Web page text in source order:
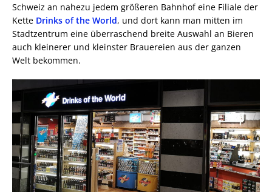
Schweiz an nahezu jedem größeren Bahnhof eine Filiale der
Kette Drinks of the World, und dort kann man mitten im
Stadtzentrum eine überraschend breite Auswahl an Bieren
auch kleinerer und kleinster Brauereien aus der ganzen
Welt bekommen.